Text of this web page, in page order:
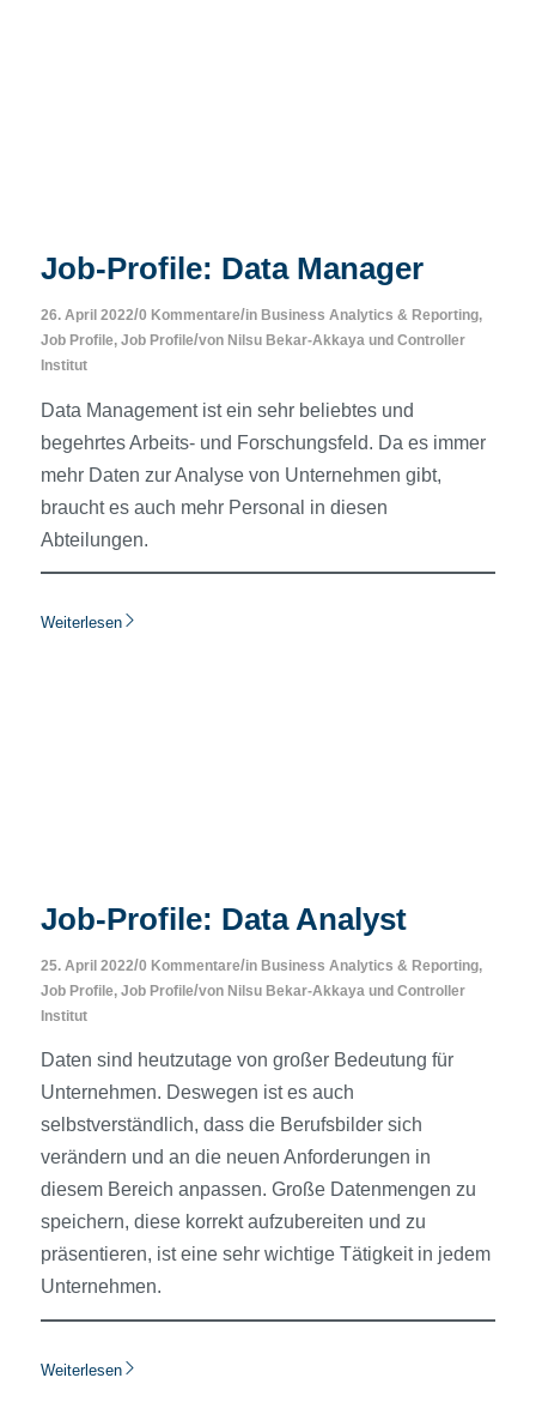
Job-Profile: Data Manager
26. April 2022/0 Kommentare/in Business Analytics & Reporting,
Job Profile, Job Profile/von Nilsu Bekar-Akkaya und Controller
Institut
Data Management ist ein sehr beliebtes und
begehrtes Arbeits- und Forschungsfeld. Da es immer
mehr Daten zur Analyse von Unternehmen gibt,
braucht es auch mehr Personal in diesen
Abteilungen.
Weiterlesen
Job-Profile: Data Analyst
25. April 2022/0 Kommentare/in Business Analytics & Reporting,
Job Profile, Job Profile/von Nilsu Bekar-Akkaya und Controller
Institut
Daten sind heutzutage von großer Bedeutung für
Unternehmen. Deswegen ist es auch
selbstverständlich, dass die Berufsbilder sich
verändern und an die neuen Anforderungen in
diesem Bereich anpassen. Große Datenmengen zu
speichern, diese korrekt aufzubereiten und zu
präsentieren, ist eine sehr wichtige Tätigkeit in jedem
Unternehmen.
Weiterlesen